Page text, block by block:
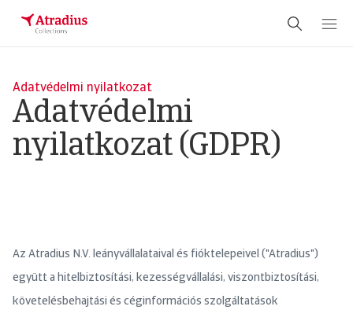
Adatvédelmi nyilatkozat
Adatvédelmi
nyilatkozat (GDPR)
Az Atradius N.V. leányvállalataival és fióktelepeivel ("Atradius")
együtt a hitelbiztosítási, kezességvállalási, viszontbiztosítási,
követelésbehajtási és céginformációs szolgáltatások